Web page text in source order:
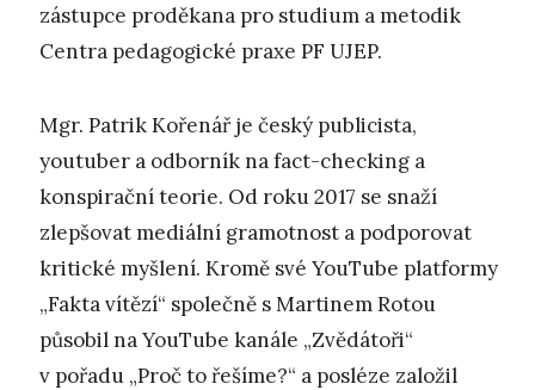
zástupce proděkana pro studium a metodik
Centra pedagogické praxe PF UJEP.
Mgr. Patrik Kořenář je český publicista,
youtuber a odborník na fact-checking a
konspirační teorie. Od roku 2017 se snaží
zlepšovat mediální gramotnost a podporovat
kritické myšlení. Kromě své YouTube platformy
„Fakta vítězí“ společně s Martinem Rotou
působil na YouTube kanále „Zvědátoři“
v pořadu „Proč to řešíme?“ a posléze založil